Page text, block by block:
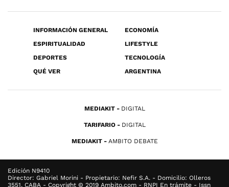
INFORMACIÓN GENERAL
ECONOMÍA
ESPIRITUALIDAD
LIFESTYLE
DEPORTES
TECNOLOGÍA
QUÉ VER
ARGENTINA
MEDIAKIT DIGITAL
TARIFARIO DIGITAL
MEDIAKIT AMBITO DEBATE
Edición N9410
Director: Gabriel Morini - Propietario: Nefir S.A. - Domicilio: Olleros
3551, CABA - Copyright © 2019 Ambito.com - RNPI En trámite - Issn